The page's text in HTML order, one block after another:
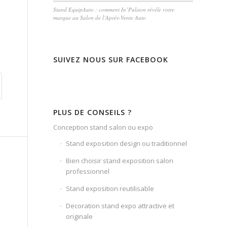
Stand EquipAuto : comment In’Pulsion révèle votre
marque au Salon de l’Après-Vente Auto
SUIVEZ NOUS SUR FACEBOOK
PLUS DE CONSEILS ?
Conception stand salon ou expo
Stand exposition design ou traditionnel
Bien choisir stand exposition salon
professionnel
Stand exposition reutilisable
Decoration stand expo attractive et
originale